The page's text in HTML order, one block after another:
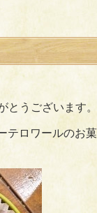
うございます。
テロワールのお